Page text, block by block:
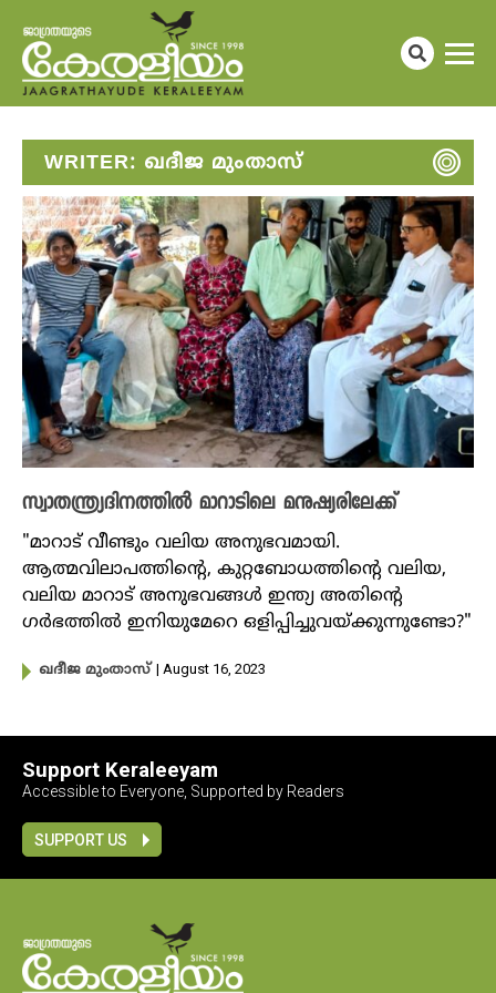
WRITER: ഖദീജ മുംതാസ്
സ്വാതന്ത്ര്യദിനത്തിൽ മാറാടിലെ മനുഷ്യരിലേക്ക്
"മാറാട് വീണ്ടും വലിയ അനുഭവമായി.
ആത്മവിലാപത്തിൻ്റെ, കുറ്റബോധത്തിൻ്റെ വലിയ,
വലിയ മാറാട് അനുഭവങ്ങൾ ഇന്ത്യ അതിൻ്റെ
ഗർഭത്തിൽ ഇനിയുമേറെ ഒളിപ്പിച്ചുവയ്ക്കുന്നുണ്ടോ?"
ഖദീജ മുംതാസ് | August 16, 2023
Support Keraleeyam
Accessible to Everyone, Supported by Readers
SUPPORT US